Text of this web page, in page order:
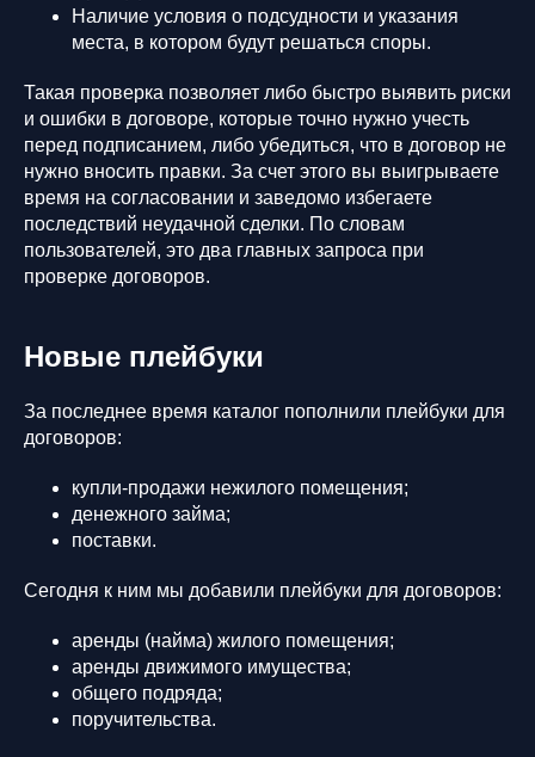
Наличие условия о подсудности и указания
места, в котором будут решаться споры.
Такая проверка позволяет либо быстро выявить риски
и ошибки в договоре, которые точно нужно учесть
перед подписанием, либо убедиться, что в договор не
нужно вносить правки. За счет этого вы выигрываете
время на согласовании и заведомо избегаете
последствий неудачной сделки. По словам
пользователей, это два главных запроса при
проверке договоров.
Новые плейбуки
За последнее время каталог пополнили плейбуки для
договоров:
купли-продажи нежилого помещения;
денежного займа;
поставки.
Сегодня к ним мы добавили плейбуки для договоров:
аренды (найма) жилого помещения;
аренды движимого имущества;
общего подряда;
поручительства.